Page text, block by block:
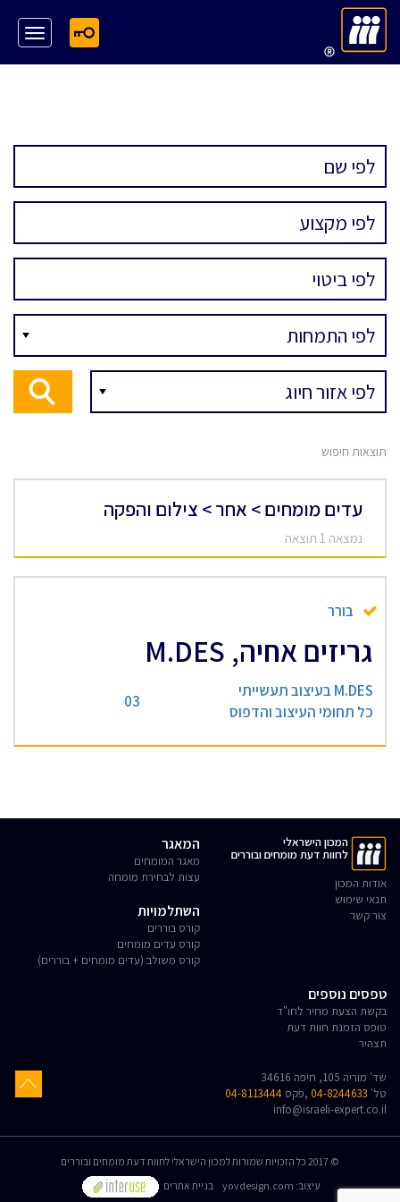
תוצאות חיפוש
עדים מומחים > אחר > צילום והפקה
נמצאה 1 תוצאה
בורר
גריזים אחיה, M.DES
M.DES בעיצוב תעשייתי
כל תחומי העיצוב והדפוס
03
המכון הישראלי
לחוות דעת מומחים ובוררים
אודות המכון
תנאי שימוש
צור קשר
המאגר
מאגר המומחים
עצות לבחירת מומחה
השתלמויות
קורס בוררים
קורס עדים מומחים
קורס משולב (עדים מומחים + בוררים)
טפסים נוספים
בקשת הצעת מחיר לחו"ד
טופס הזמנת חוות דעת
תצהיר
שד' מוריה 105, חיפה 34616
טל' 04-8244633 ,פקס 04-8113444
info@israeli-expert.co.il
© 2017 כל הזכויות שמורות למכון הישראלי לחוות דעת מומחים ובוררים
בניית אתרים
yovdesign.com :עיצוב